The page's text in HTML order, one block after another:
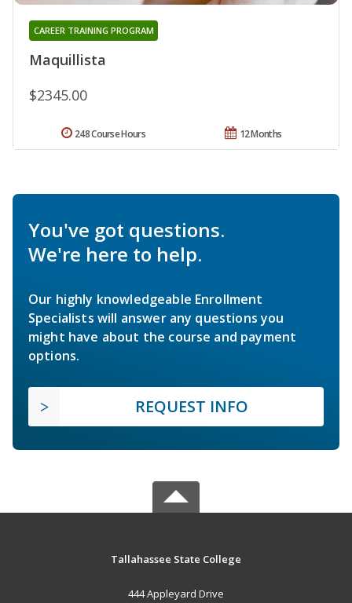
Maquillista
CAREER TRAINING PROGRAM
$2345.00
12 Months
248 Course Hours
You've got questions.
We're here to help.
Our highly knowledgeable Enrollment
Specialists will answer any questions you
might have about the course and payment
options.
REQUEST INFO
Tallahassee State College
444 Appleyard Drive